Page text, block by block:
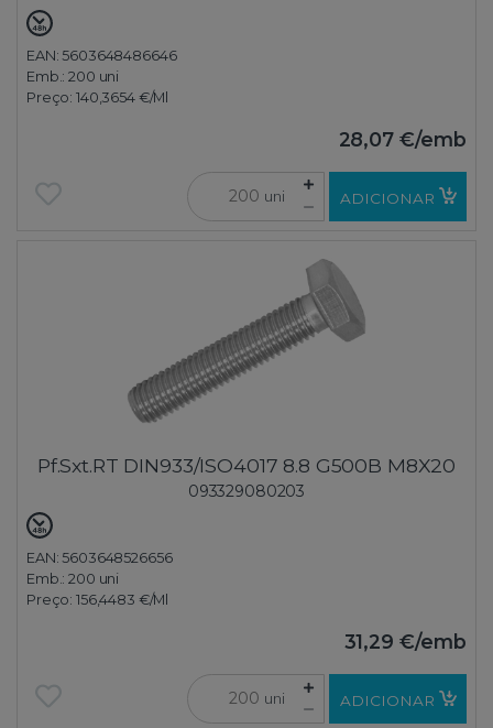
EAN: 5603648486646
Emb.:200 uni
Preço: 140,3654 €/Ml
28,07 €/emb
uni ADICIONAR
Pf.Sxt.RT DIN933/ISO4017 8.8 G500B M8X20
093329080203
EAN: 5603648526656
Emb.:200 uni
Preço: 156,4483 €/Ml
31,29 €/emb
uni ADICIONAR